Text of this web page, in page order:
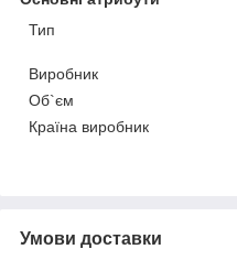
Тип
Виробник
Об`єм
Країна виробник
Умови доставки